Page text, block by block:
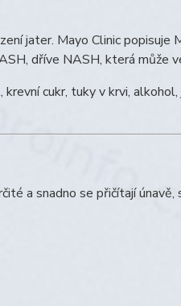
jater. Mayo Clinic popisuje
dříve NASH, která může
cukr, tuky v krvi, alkohol,
a snadno se přičítají únavě,